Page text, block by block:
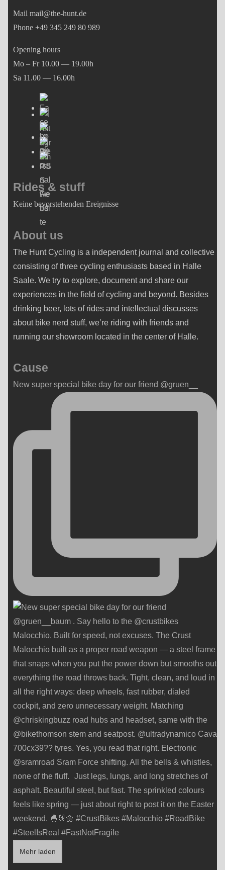
Mail mail@the-hunt.de
Phone +49 345 249 80 989
Opening hours
Mo – Fr 10.00 — 19.00h
Sa 11.00 — 16.00h
Rides & stuff
Keine bevorstehenden Ereignisse
About us
The Hunt Cycling is a independent journal and collective
consisting of three cycling enthusiasts based in Halle
Saale. We try to explore, document and share our
experiences in the field of cycling and beyond. Besides
drinking beer, lots of rides and intellectual discusses
about bike nerd stuff, we’re riding with friends and
running our showroom located in the center of Halle.
Cause
New super special bike day for our friend @gruen__
Mehr laden